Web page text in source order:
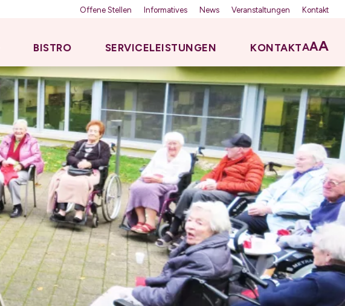
Offene Stellen Informatives News Veranstaltungen Kontakt
BISTRO SERVICELEISTUNGEN KONTAKTAAA